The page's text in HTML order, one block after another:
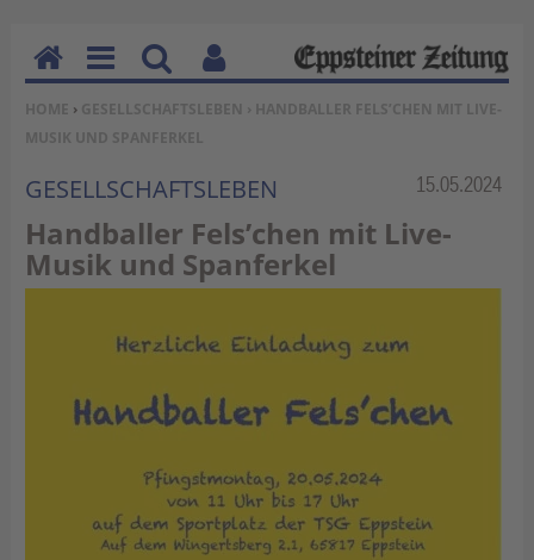
SIE BEFINDEN SICH HIER:
HOME › GESELLSCHAFTSLEBEN › HANDBALLER FELS’CHEN MIT LIVE-
MUSIK UND SPANFERKEL
Rubrik:
GESELLSCHAFTSLEBEN 15.05.2024
Handballer Fels’chen mit Live-
Musik und Spanferkel
H
o
m
e
M
en
u
Su
ch
en
Be
nu
tz
erf
un
kti
on
en